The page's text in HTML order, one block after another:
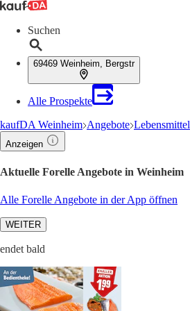
Suchen
69469 Weinheim, Bergstr
Alle Prospekte
kaufDA Weinheim Angebote Lebensmittel
Anzeigen
Aktuelle Forelle Angebote in Weinheim
Alle Forelle Angebote in der App öffnen
WEITER
endet bald